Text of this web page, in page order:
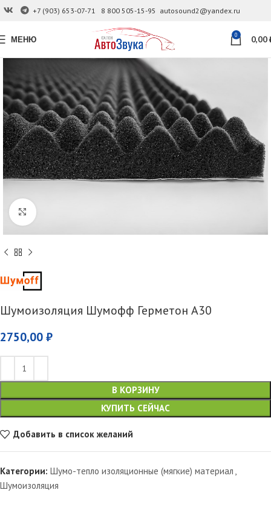
+7 (903) 653-07-71 8 800 505-15-95 autosound2@yandex.ru
МЕНЮ 0 0,00
Увеличить
Шумоизоляция Шумофф Герметон А30
2750,00 ₽
В КОРЗИНУ
КУПИТЬ СЕЙЧАС
Добавить в список желаний
Категории: Шумо-тепло изоляционные (мягкие) материал
Шумоизоляция